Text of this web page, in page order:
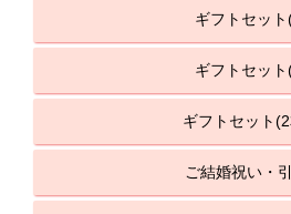
ギフトセッ
ギフトセッ
ギフトセット
ご結婚祝い・